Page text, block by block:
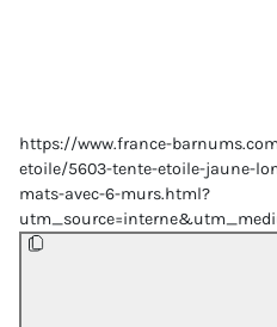
https://www.france-
etoile/5603-tente-etoile-jaune-
mats-avec-6-murs.html?